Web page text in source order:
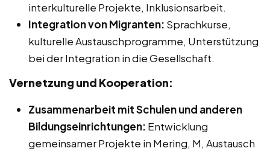
interkulturelle Projekte, Inklusionsarbeit.
Integration von Migranten: Sprachkurse,
kulturelle Austauschprogramme, Unterstützung
bei der Integration in die Gesellschaft.
Vernetzung und Kooperation:
Zusammenarbeit mit Schulen und anderen
Bildungseinrichtungen: Entwicklung
gemeinsamer Projekte in Mering, M, Austausch